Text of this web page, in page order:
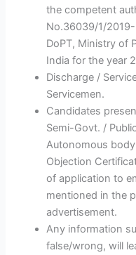
the competent
No.36039/1/2019-
DoPT, Ministry of
India for the year
Discharge /
Servicemen.
Candidates
Semi-Govt. /
Autonomous
Objection
of application to
mentioned in the
advertisement.
Any information
false/wrong, will